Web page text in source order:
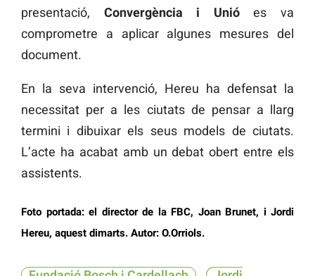
presentació, Convergència i Unióes va
comprometre a aplicar algunes mesures del
document.
En la seva intervenció, Hereu ha defensat la
necessitat per a les ciutats de pensar a llarg
termini i dibuixar els seus models de ciutats.
L’acte ha acabat amb un debat obert entre els
assistents.
Foto portada: el director de la FBC, Joan Brunet, i Jordi
Hereu, aquest dimarts. Autor: O.Orriols.